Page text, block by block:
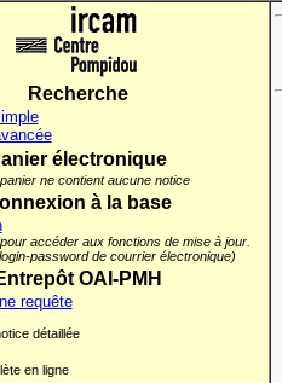
Recherche
électronique
ne contient aucune notice
à la base
accéder aux fonctions de mise à jour.
password de courrier électronique)
OAI-PMH
requête
détaillée
en ligne